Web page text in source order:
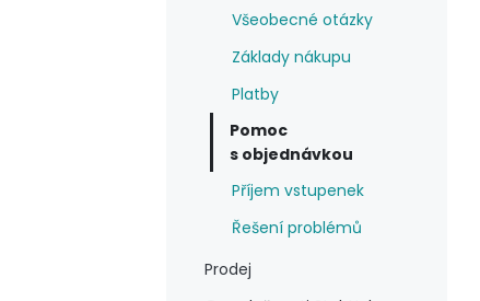
Všeobecné otázky
Základy nákupu
Platby
Pomoc
s objednávkou
Příjem vstupenek
Řešení problémů
Prodej